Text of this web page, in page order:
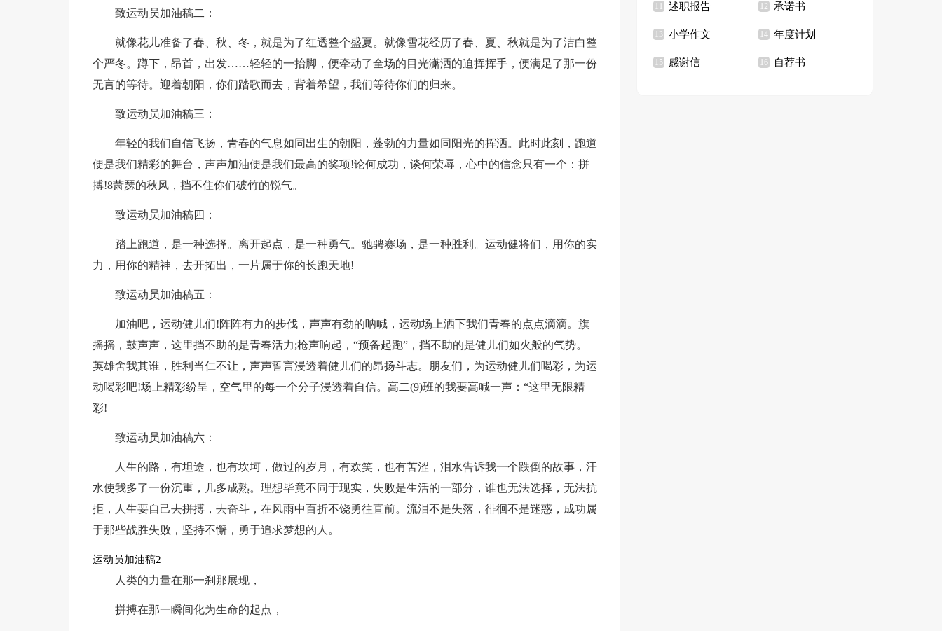
致运动员加油稿二：
就像花儿准备了春、秋、冬，就是为了红透整个盛夏。就像雪花经历了春、夏、秋就是为了洁白整
个严冬。蹲下，昂首，出发……轻轻的一抬脚，便牵动了全场的目光潇洒的迫挥挥手，便满足了那一份
无言的等待。迎着朝阳，你们踏歌而去，背着希望，我们等待你们的归来。
致运动员加油稿三：
年轻的我们自信飞扬，青春的气息如同出生的朝阳，蓬勃的力量如同阳光的挥洒。此时此刻，跑道
便是我们精彩的舞台，声声加油便是我们最高的奖项!论何成功，谈何荣辱，心中的信念只有一个：拼
搏!8萧瑟的秋风，挡不住你们破竹的锐气。
致运动员加油稿四：
踏上跑道，是一种选择。离开起点，是一种勇气。驰骋赛场，是一种胜利。运动健将们，用你的实
力，用你的精神，去开拓出，一片属于你的长跑天地!
致运动员加油稿五：
加油吧，运动健儿们!阵阵有力的步伐，声声有劲的呐喊，运动场上洒下我们青春的点点滴滴。旗
摇摇，鼓声声，这里挡不助的是青春活力;枪声响起，“预备起跑”，挡不助的是健儿们如火般的气势。
英雄舍我其谁，胜利当仁不让，声声誓言浸透着健儿们的昂扬斗志。朋友们，为运动健儿们喝彩，为运
动喝彩吧!场上精彩纷呈，空气里的每一个分子浸透着自信。高二(9)班的我要高喊一声：“这里无限精
彩!
致运动员加油稿六：
人生的路，有坦途，也有坎坷，做过的岁月，有欢笑，也有苦涩，泪水告诉我一个跌倒的故事，汗
水使我多了一份沉重，几多成熟。理想毕竟不同于现实，失败是生活的一部分，谁也无法选择，无法抗
拒，人生要自己去拼搏，去奋斗，在风雨中百折不饶勇往直前。流泪不是失落，徘徊不是迷惑，成功属
于那些战胜失败，坚持不懈，勇于追求梦想的人。
运动员加油稿2
人类的力量在那一刹那展现，
拼搏在那一瞬间化为生命的起点，
板汇编9篇 报告
述职报告 12 承诺书
13 小学作文 14 年度计划
15 感谢信 16 自荐书